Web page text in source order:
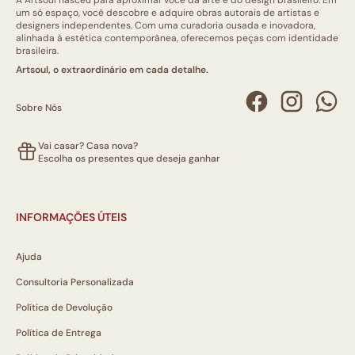
um só espaço, você descobre e adquire obras autorais de artistas e
designers independentes. Com uma curadoria ousada e inovadora,
alinhada à estética contemporânea, oferecemos peças com identidade
brasileira.
Artsoul, o extraordinário em cada detalhe.
Sobre Nós
Vai casar? Casa nova?
Escolha os presentes que deseja ganhar
INFORMAÇÕES ÚTEIS
Ajuda
Consultoria Personalizada
Política de Devolução
Política de Entrega